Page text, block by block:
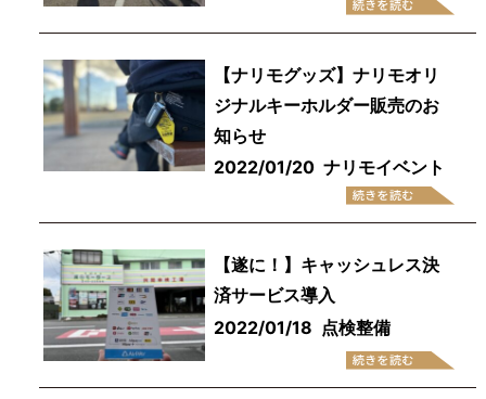
【ナリモグッズ】ナリモオリ
ジナルキーホルダー販売のお
知らせ
2022/01/20 ナリモイベント
【遂に！】キャッシュレス決
済サービス導入
2022/01/18 点検整備